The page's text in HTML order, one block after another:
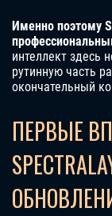
Именно поэтому
интеллект здесь
рутинную часть
окончательный
ПЕРВЫЕ